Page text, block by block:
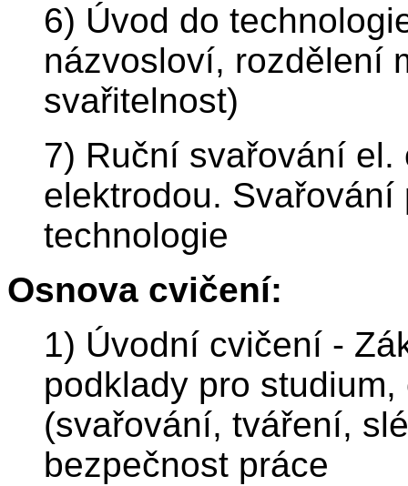
6) Úvod do
názvosloví, rozdělení
svařitelnost)
7) Ruční svařování
elektrodou.
technologie
Osnova cvičení:
1) Úvodní cvičení -
podklady pro
(svařování, tváření,
bezpečnost práce